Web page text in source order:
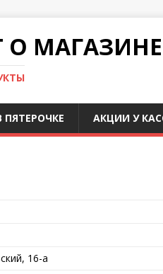
АКЦИИ У
16-а